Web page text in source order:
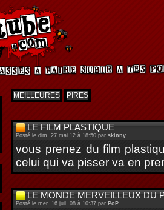
MEILLEURES PIRES
LE FILM PLASTIQUE
Posté le dim. 27 mai 12 à 18:50 par skinny
vous prenez du film
celui qui va pisser va en
LE MONDE MERVEILLEUX DU
Posté le mer. 16 juil. 08 à 10:37 par PoP